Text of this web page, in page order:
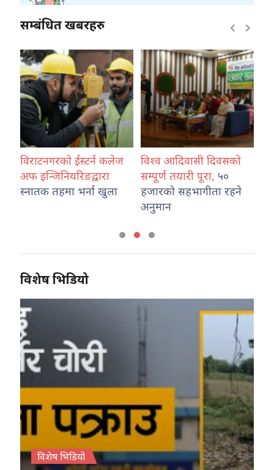
सम्बंधित खबरहरु
विराटनगरको ईस्टर्न कलेज
अफ इन्जिनियरिङद्वारा
स्नातक तहमा भर्ना खुला
विश्व आदिवासी दिवसको
सम्पूर्ण तयारी पूरा, ५०
हजारको सहभागीता रहने
अनुमान
विशेष भिडियो
विशेष भिडियो